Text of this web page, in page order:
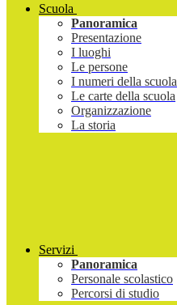
Scuola
Panoramica
Presentazione
I luoghi
Le persone
I numeri della scuola
Le carte della scuola
Organizzazione
La storia
Servizi
Panoramica
Personale scolastico
Percorsi di studio